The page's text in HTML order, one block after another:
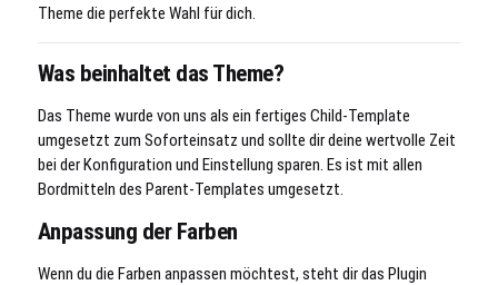
Theme die perfekte Wahl für dich.
Was beinhaltet das Theme?
Das Theme wurde von uns als ein fertiges Child-Template
umgesetzt zum Soforteinsatz und sollte dir deine wertvolle Zeit
bei der Konfiguration und Einstellung sparen. Es ist mit allen
Bordmitteln des Parent-Templates umgesetzt.
Anpassung der Farben
Wenn du die Farben anpassen möchtest, steht dir das Plugin